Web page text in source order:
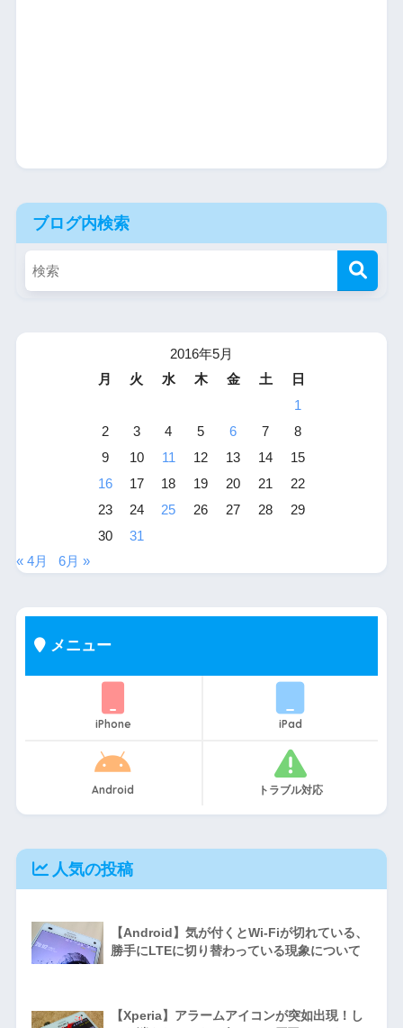
ブログ内検索
2016年5月
月
火 水 木 金 土
日
1
2
3 4 5 6 7
8
9
10 11 12 13 14
15
16
17 18 19 20 21
22
23
24 25 26 27 28
29
30
31
« 4月
6月 »
メニュー
iPhone iPad
Android トラブル対応
人気の投稿
【Android】気が付くとWi-Fiが切れている、
勝手にLTEに切り替わっている現象について
【Xperia】アラームアイコンが突如出現！し